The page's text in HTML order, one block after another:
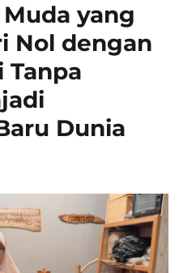
yang
Nol dengan
Tanpa
Dunia